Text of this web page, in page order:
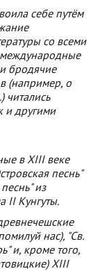
себе путём
со всеми
международные
бродячие
(например, о
и другими
в XIII веке
песнь"
из
II Кунгуты.
нас), "Св.
и, кроме того,
XIII